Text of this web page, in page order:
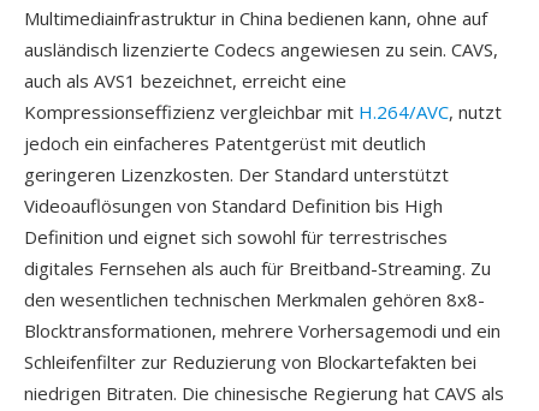
Multimediainfrastruktur in China bedienen kann, ohne auf
ausländisch lizenzierte Codecs angewiesen zu sein. CAVS,
auch als AVS1 bezeichnet, erreicht eine
Kompressionseffizienz vergleichbar mit H.264/AVC, nutzt
jedoch ein einfacheres Patentgerüst mit deutlich
geringeren Lizenzkosten. Der Standard unterstützt
Videoauflösungen von Standard Definition bis High
Definition und eignet sich sowohl für terrestrisches
digitales Fernsehen als auch für Breitband-Streaming. Zu
den wesentlichen technischen Merkmalen gehören 8x8-
Blocktransformationen, mehrere Vorhersagemodi und ein
Schleifenfilter zur Reduzierung von Blockartefakten bei
niedrigen Bitraten. Die chinesische Regierung hat CAVS als